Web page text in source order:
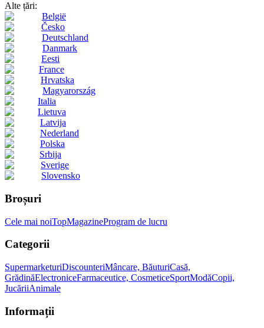
Alte țări:
België
Česko
Deutschland
Danmark
Eesti
France
Hrvatska
Magyarország
Italia
Lietuva
Latvija
Nederland
Polska
Srbija
Sverige
Slovensko
Broșuri
Cele mai noiTopMagazineProgram de lucru
Categorii
SupermarketuriDiscounteriMâncare, BăuturiCasă,
GrădinăElectroniceFarmaceutice, CosmeticeSportModăCopii,
JucăriiAnimale
Informații